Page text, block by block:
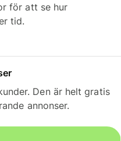
för att se hur
tid.
Den är helt gratis
annonser.